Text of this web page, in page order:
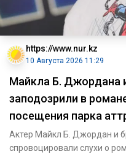
https://www.nur.kz
10 Августа 2026 11:29
Майкла Б. Джордана
заподозрили в
посещения парка
Актер Майкл Б. Джордан и
спровоцировали слухи о